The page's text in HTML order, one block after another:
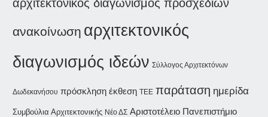
αρχιτεκτονικός διαγωνισμός προσχεδίων
ανακοίνωση αρχιτεκτονικός
διαγωνισμός ιδεών Σύλλογος Αρχιτεκτόνων
Δωδεκανήσου πρόσκληση έκθεση ΤΕΕ παράταση ημερίδα
Συμβούλια Αρχιτεκτονικής Νέο ΔΣ Αριστοτέλειο Πανεπιστήμιο